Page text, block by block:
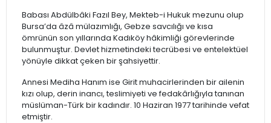
Babası Abdülbâki Fazıl Bey, Mekteb-i Hukuk mezunu olup
Bursa’da âzâ mülazımlığı, Gebze savcılığı ve kısa
ömrünün son yıllarında Kadıköy hâkimliği görevlerinde
bulunmuştur. Devlet hizmetindeki tecrübesi ve entelektüel
yönüyle dikkat çeken bir şahsiyettir.
Annesi Mediha Hanım ise Girit muhacirlerinden bir ailenin
kızı olup, derin inancı, teslimiyeti ve fedakârlığıyla tanınan
müslüman-Türk bir kadındır. 10 Haziran 1977 tarihinde vefat
etmiştir.